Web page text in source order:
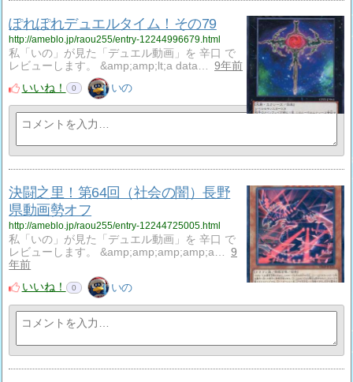
ぽれぽれデュエルタイム！その79
http://ameblo.jp/raou255/entry-12244996679.html
私「いの」が見た「デュエル動画」を 辛口 で
レビューします。 &amp;amp;lt;a data…
9年前
いいね！
0 いの
決闘之里！第64回（社会の闇）長野
県動画勢オフ
http://ameblo.jp/raou255/entry-12244725005.html
私「いの」が見た「デュエル動画」を 辛口 で
レビューします。 &amp;amp;amp;amp;a…
9
年前
いいね！
0 いの